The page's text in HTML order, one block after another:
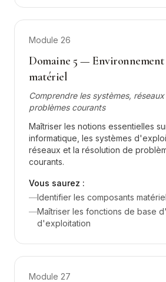
Module 26
Domaine 5 —
matériel
Comprendre les systèmes,
problèmes courants
Maîtriser les notions essentielles
informatique, les systèmes
réseaux et la résolution de
courants.
Vous saurez :
—Identifier les composants
—Maîtriser les fonctions de base
d'exploitation
Module 27